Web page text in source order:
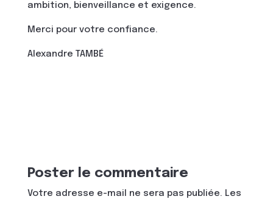
ambition, bienveillance et exigence.
Merci pour votre confiance.
Alexandre TAMBÉ
Poster le commentaire
Votre adresse e-mail ne sera pas publiée. Les